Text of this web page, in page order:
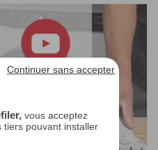
vous acceptez
tiers pouvant installer
Continuer sans accepter